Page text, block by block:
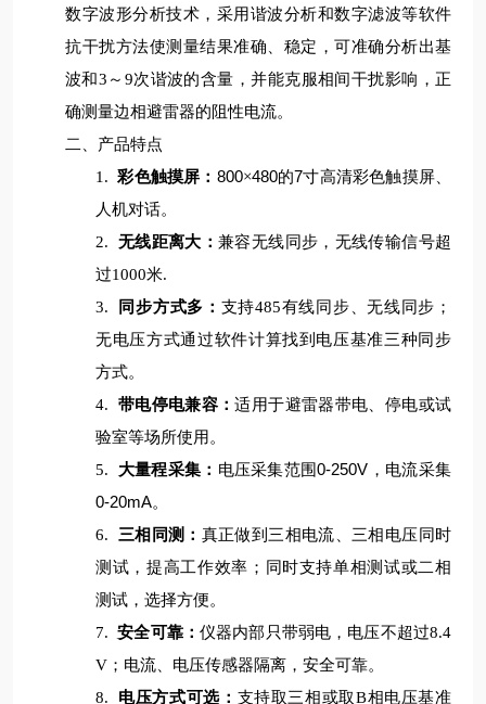
数字波形分析技术，采用谐波分析和数字滤波等软件
抗干扰方法使测量结果准确、稳定，可准确分析出基
波和3～9次谐波的含量，并能克服相间干扰影响，正
确测量边相避雷器的阻性电流。
二、产品特点
1. 彩色触摸屏： 800×480的7寸高清彩色触摸屏、
人机对话。
2.
无线距离大：兼容无线同步，无线传输信号超
过1000米.
3.
同步方式多： 支持485有线同步、无线同步；
无电压方式通过软件计算找到电压基准三种同步
方式。
4.
带电停电兼容：适用于避雷器带电、停电或试
验室等场所使用。
5.
大量程采集： 电压采集范围0-250V ，电流采集
0-20mA。
6.
三相同测： 真正做到三相电流、三相电压同时
测试，提高工作效率；同时支持单相测试或二相
测试，选择方便。
7. 安全可靠：仪器内部只带弱电，电压不超过8.4
V；电流、电压传感器隔离，安全可靠。
8.
电压方式可选： 支持取三相或取B相电压基准